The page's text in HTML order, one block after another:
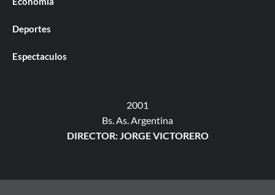
Deportes
Espectaculos
2001
Bs. As. Argentina
DIRECTOR: JORGE VICTORERO